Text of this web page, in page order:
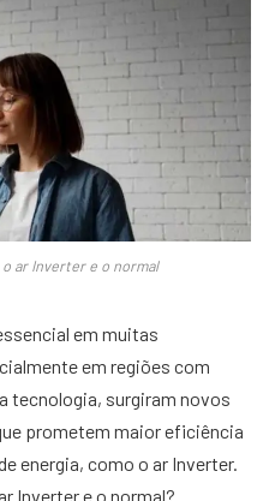
ar Inverter e o normal
em muitas
em regiões com
tecnologia, surgiram novos
prometem maior eficiência
energia, como o ar Inverter.
Inverter e o normal?